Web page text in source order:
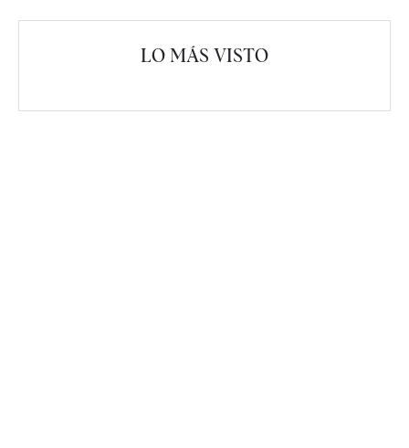
LO MÁS VISTO